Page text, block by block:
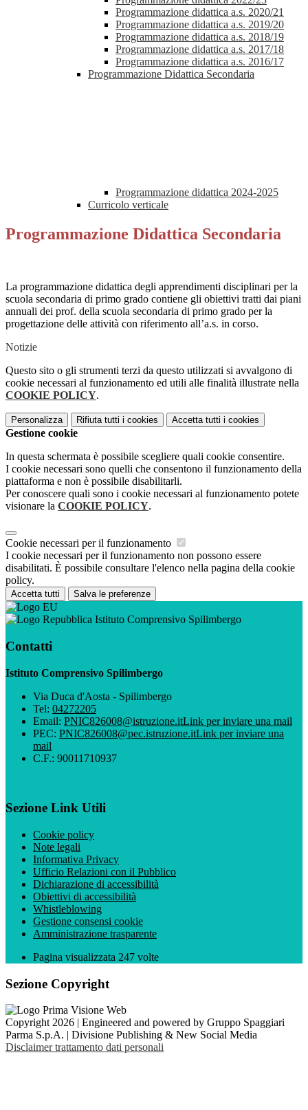
Programmazione didattica a.s. 2020/21
Programmazione didattica a.s. 2019/20
Programmazione didattica a.s. 2018/19
Programmazione didattica a.s. 2017/18
Programmazione didattica a.s. 2016/17
Programmazione Didattica Secondaria
Programmazione didattica 2024-2025
Curricolo verticale
Programmazione Didattica Secondaria
La programmazione didattica degli apprendimenti disciplinari per la
scuola secondaria di primo grado contiene gli obiettivi tratti dai piani
annuali dei prof. della scuola secondaria di primo grado per la
progettazione delle attività con riferimento all’a.s. in corso.
Notizie
Questo sito o gli strumenti terzi da questo utilizzati si avvalgono di
cookie necessari al funzionamento ed utili alle finalità illustrate nella
COOKIE POLICY.
Personalizza Rifiuta tutti i cookies Accetta tutti i cookies
Gestione cookie
In questa schermata è possibile scegliere quali cookie consentire.
I cookie necessari sono quelli che consentono il funzionamento della
piattaforma e non è possibile disabilitarli.
Per conoscere quali sono i cookie necessari al funzionamento potete
visionare la COOKIE POLICY.
Cookie necessari per il funzionamento
I cookie necessari per il funzionamento non possono essere
disabilitati. È possibile consultare l'elenco nella pagina della cookie
policy.
Accetta tutti Salva le preferenze
Istituto Comprensivo Spilimbergo
Contatti
Istituto Comprensivo Spilimbergo
Via Duca d'Aosta - Spilimbergo
Tel: 04272205
Email: PNIC826008@istruzione.itLink per inviare una mail
PEC: PNIC826008@pec.istruzione.itLink per inviare una
mail
C.F.: 90011710937
Sezione Link Utili
Cookie policy
Note legali
Informativa Privacy
Ufficio Relazioni con il Pubblico
Dichiarazione di accessibilità
Obiettivi di accessibilità
Whistleblowing
Gestione consensi cookie
Amministrazione trasparente
Pagina visualizzata 247 volte
Sezione Copyright
Copyright 2026 | Engineered and powered by Gruppo Spaggiari
Parma S.p.A. | Divisione Publishing & New Social Media
Disclaimer trattamento dati personali